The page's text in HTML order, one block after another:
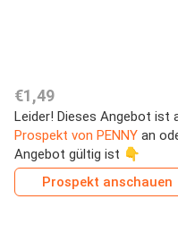
€1,49
Leider! Dieses Angebot ist
Prospekt von PENNY an
Angebot gültig ist 👇
Prospekt anschauen